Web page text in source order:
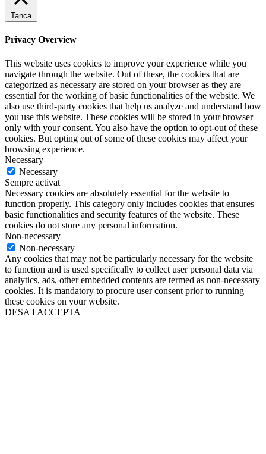
Tanca
Privacy Overview
This website uses cookies to improve your experience while you
navigate through the website. Out of these, the cookies that are
categorized as necessary are stored on your browser as they are
essential for the working of basic functionalities of the website. We
also use third-party cookies that help us analyze and understand how
you use this website. These cookies will be stored in your browser
only with your consent. You also have the option to opt-out of these
cookies. But opting out of some of these cookies may affect your
browsing experience.
Necessary
Necessary
Sempre activat
Necessary cookies are absolutely essential for the website to
function properly. This category only includes cookies that ensures
basic functionalities and security features of the website. These
cookies do not store any personal information.
Non-necessary
Non-necessary
Any cookies that may not be particularly necessary for the website
to function and is used specifically to collect user personal data via
analytics, ads, other embedded contents are termed as non-necessary
cookies. It is mandatory to procure user consent prior to running
these cookies on your website.
DESA I ACCEPTA